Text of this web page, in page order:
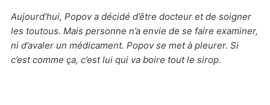
Aujourd’hui, Popov a décidé d’être docteur et de soigner
les toutous. Mais personne n’a envie de se faire examiner,
ni d’avaler un médicament. Popov se met à pleurer. Si
c’est comme ça, c’est lui qui va boire tout le sirop.